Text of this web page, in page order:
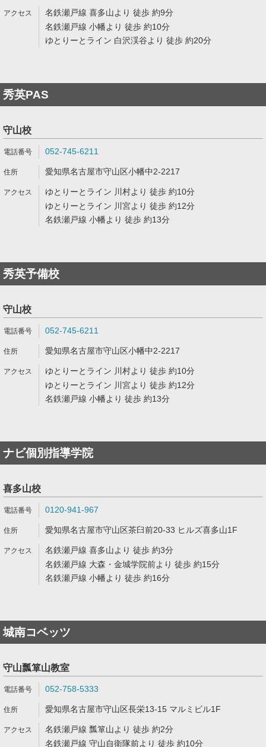
名鉄瀬戸線 喜多山より 徒歩 約9分
名鉄瀬戸線 小幡より 徒歩 約10分
ゆとりーとライン 白沢渓谷より 徒歩 約20分
秀英PAS
守山校
052-745-6211
愛知県名古屋市守山区小幡中2-2217
ゆとりーとライン 川村より 徒歩 約10分
ゆとりーとライン 川宮より 徒歩 約12分
名鉄瀬戸線 小幡より 徒歩 約13分
秀英予備校
守山校
052-745-6211
愛知県名古屋市守山区小幡中2-2217
ゆとりーとライン 川村より 徒歩 約10分
ゆとりーとライン 川宮より 徒歩 約12分
名鉄瀬戸線 小幡より 徒歩 約13分
ナビ個別指導学院
喜多山校
0120-941-967
愛知県名古屋市守山区茶臼前20-33 ヒルズ喜多山1F
名鉄瀬戸線 喜多山より 徒歩 約3分
名鉄瀬戸線 大森・金城学院前より 徒歩 約15分
名鉄瀬戸線 小幡より 徒歩 約16分
城南コベッツ
守山瓢箪山教室
052-758-5333
愛知県名古屋市守山区長栄13-15 マルミビル1F
名鉄瀬戸線 瓢箪山より 徒歩 約2分
名鉄瀬戸線 守山自衛隊前より 徒歩 約10分